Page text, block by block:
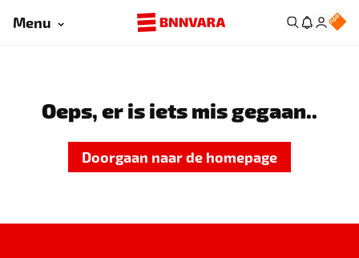
Menu
Oeps, er is iets mis gegaan..
Doorgaan naar de homepage